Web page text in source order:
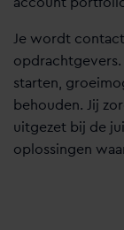
Je wordt
opdrachtgevers.
starten,
behouden. Jij
uitgezet bij de
oplossingen